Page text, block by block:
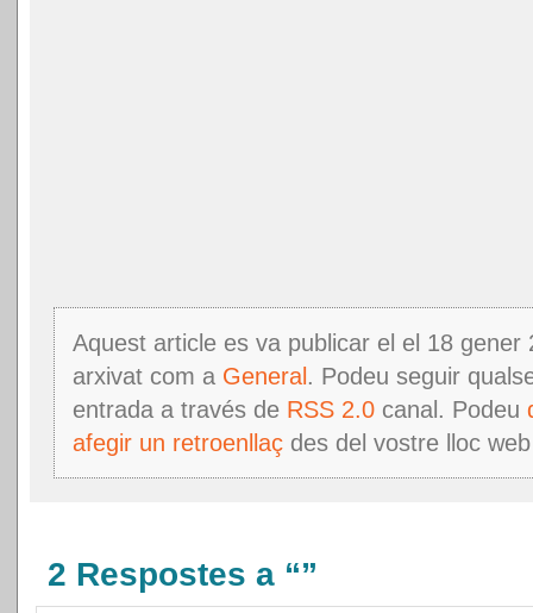
Aquest article es va publicar el el 18 gener
arxivat com a General . Podeu seguir
entrada a través de RSS 2.0 canal. Podeu
afegir un retroenllaç des del vostre lloc web
2 Respostes a “”